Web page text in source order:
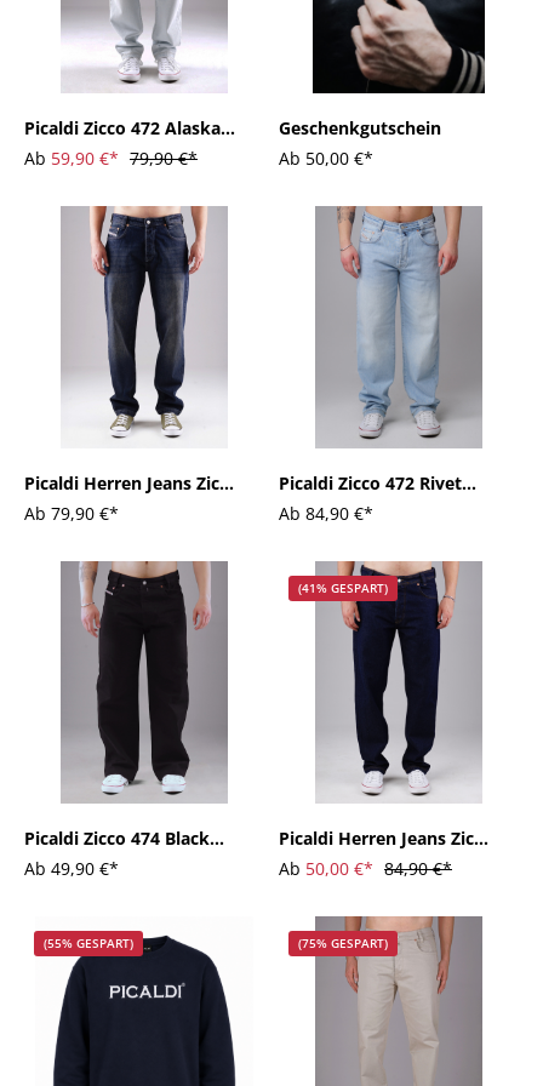
Picaldi Zicco 472 Alaska
Herrenjeans - Relaxed-
Karottenschnitt in Livid
Ab 59,90 €* 79,90 €*
Geschenkgutschein
Ab 50,00 €*
Picaldi Herren Jeans Zicco
472 Indiana washed dark
blue
Ab 79,90 €*
Picaldi Zicco 472 Rivet
Herrenjeans – Relaxed-
Karottenschnitt in Pale
Ab 84,90 €*
Picaldi Zicco 474 Black
Herrenjeans - Baggy Fit
mit Straight Leg in Clean
Ab 49,90 €*
(41% GESPART)
Picaldi Herren Jeans Zicco
473 Dark Blue deep dark
blue
Ab 50,00 €* 84,90 €*
(55% GESPART) (75% GESPART)